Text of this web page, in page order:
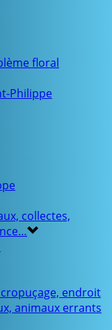
floral
Philippe
collectes,
endroit
animaux errants